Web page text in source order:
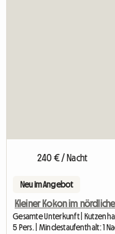
240 € / Nacht
Neu im Angebot
Kleiner Kokon im
Gesamte Unterkunft |
5 Pers. | Mindestaufenthalt: 1